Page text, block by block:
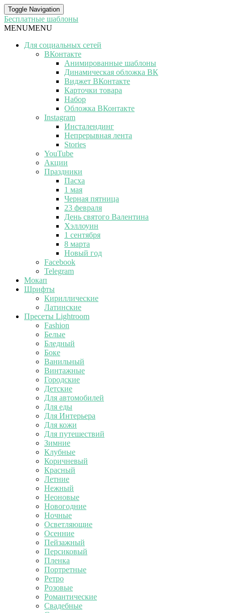
Toggle Navigation
Бесплатные шаблоны
MENUMENU
Для социальных сетей
ВКонтакте
Анимированные шаблоны
Динамическая обложка ВК
Виджет ВКонтакте
Карточки товара
Набор
Обложка ВКонтакте
Instagram
Инсталендинг
Непрерывная лента
Stories
YouTube
Акции
Праздники
Пасха
1 мая
Черная пятница
23 февраля
День святого Валентина
Хэллоуин
1 сентября
8 марта
Новый год
Facebook
Telegram
Мокап
Шрифты
Кириллические
Латинские
Пресеты Lightroom
Fashion
Белые
Бледный
Боке
Ванильный
Винтажные
Городские
Детские
Для автомобилей
Для еды
Для Интерьера
Для кожи
Для путешествий
Зимние
Клубные
Коричневый
Красный
Летние
Нежный
Неоновые
Новогодние
Ночные
Осветляющие
Осенние
Пейзажный
Персиковый
Пленка
Портретные
Ретро
Розовые
Романтические
Свадебные